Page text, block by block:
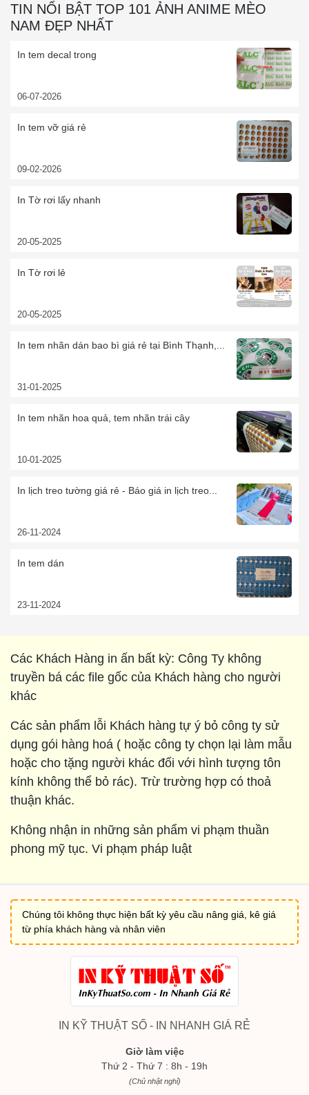
TIN NỔI BẬT TOP 101 ẢNH ANIME MÈO
NAM ĐẸP NHẤT
In tem decal trong
06-07-2026
In tem vỡ giá rẻ
09-02-2026
In Tờ rơi lấy nhanh
20-05-2025
In Tờ rơi lẻ
20-05-2025
In tem nhãn dán bao bì giá rẻ tại Bình Thạnh,...
31-01-2025
In tem nhãn hoa quả, tem nhãn trái cây
10-01-2025
In lịch treo tường giá rẻ - Báo giá in lịch treo...
26-11-2024
In tem dán
23-11-2024
Các Khách Hàng in ấn bất kỳ: Công Ty không
truyền bá các file gốc của Khách hàng cho người
khác
Các sản phẩm lỗi Khách hàng tự ý bỏ công ty sử
dụng gói hàng hoá ( hoặc công ty chọn lại làm mẫu
hoặc cho tặng người khác đối với hình tượng tôn
kính không thể bỏ rác). Trừ trường hợp có thoả
thuận khác.
Không nhận in những sản phẩm vi phạm thuần
phong mỹ tục. Vi phạm pháp luật
Chúng tôi không thực hiện bất kỳ yêu cầu nâng giá, kê giá
từ phía khách hàng và nhân viên
IN KỸ THUẬT SỐ - IN NHANH GIÁ RẺ
Giờ làm việc
Thứ 2 - Thứ 7 : 8h - 19h
(Chủ nhật nghỉ)